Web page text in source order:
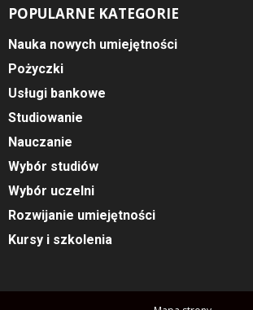
POPULARNE KATEGORIE
Nauka nowych umiejętności
Pożyczki
Usługi bankowe
Studiowanie
Nauczanie
Wybór studiów
Wybór uczelni
Rozwijanie umiejętności
Kursy i szkolenia